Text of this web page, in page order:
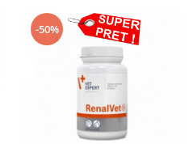
-50%